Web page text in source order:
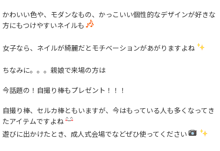
かわいい色や、モダンなもの、かっこいい個性的なデザインが好きな
方にもつけやすいネイルも
女子なら、ネイルが綺麗だとモチベーションがあがりますよね
ちなみに。。。親娘で来場の方は
今話題の！自撮り棒もプレゼント！！！
自撮り棒、セルカ棒ともいますが、今はもっている人も多くなってき
たアイテムですよね
遊びに出かけたとき、成人式会場でなどぜひ使ってください